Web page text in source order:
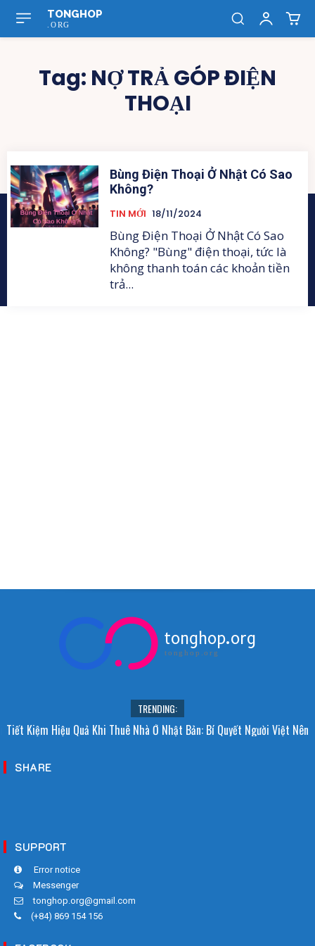
TONGHOP
.ORG
Tag: NỢ TRẢ GÓP ĐIỆN
THOẠI
Bùng Điện Thoại Ở Nhật Có Sao
Không?
TIN MỚI 18/11/2024
Bùng Điện Thoại Ở Nhật Có Sao
Không? "Bùng" điện thoại, tức là
không thanh toán các khoản tiền
trả...
tonghop.org
tonghop.org
TRENDING:
Sao Người Nhật Không Ăn Hoa Quả Tự Trồng? Sự Thật Bất Ngờ Đằng
Tiết Kiệm Hiệu Quả Khi Thuê Nhà Ở Nhật Bản: Bí Quyết Người Việt Nên
SHARE
SUPPORT
Error notice
Messenger
tonghop.org@gmail.com
(+84) 869 154 156